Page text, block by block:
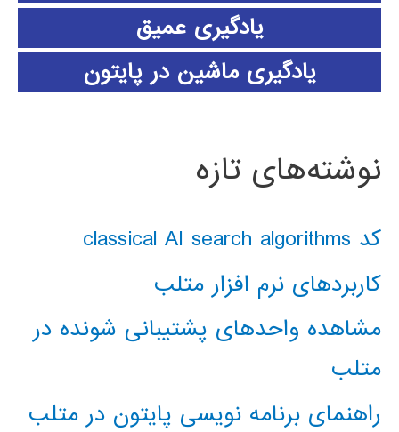
یادگیری عمیق
یادگیری ماشین در پایتون
نوشته‌های تازه
کد classical AI search algorithms
کاربردهای نرم افزار متلب
مشاهده واحدهای پشتیبانی شونده در
متلب
راهنمای برنامه نویسی پایتون در متلب